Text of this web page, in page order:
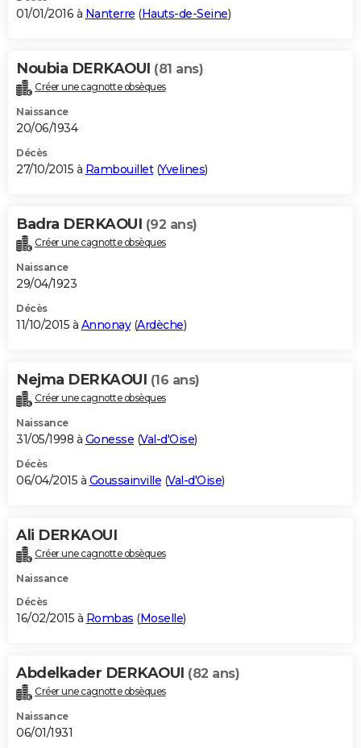
01/01/2016 à Nanterre (Hauts-de-Seine)
Noubia DERKAOUI (81 ans)
Créer une cagnotte obsèques
Naissance
20/06/1934
Décès
27/10/2015 à Rambouillet(Yvelines)
Badra DERKAOUI (92 ans)
Créer une cagnotte obsèques
Naissance
29/04/1923
Décès
11/10/2015 à Annonay(Ardèche)
Nejma DERKAOUI (16 ans)
Créer une cagnotte obsèques
Naissance
31/05/1998 à Gonesse (Val-d'Oise)
Décès
06/04/2015 à Goussainville (Val-d'Oise)
Ali DERKAOUI
Créer une cagnotte obsèques
Naissance
Décès
16/02/2015 à Rombas (Moselle)
Abdelkader DERKAOUI (82 ans)
Créer une cagnotte obsèques
Naissance
06/01/1931